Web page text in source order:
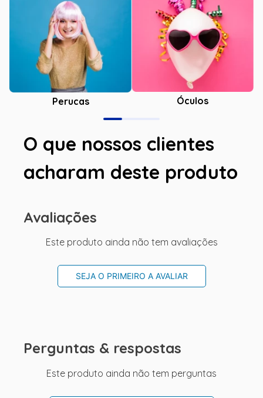
Perucas Óculos
O que nossos clientes
acharam deste produto
Avaliações
Este produto ainda não tem avaliações
SEJA O PRIMEIRO A AVALIAR
Perguntas & respostas
Este produto ainda não tem perguntas